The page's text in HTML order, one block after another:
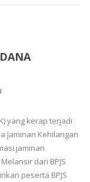
yang kerap terjadi
Jaminan Kehilangan
jaminan
dari BPJS
peserta BPJS